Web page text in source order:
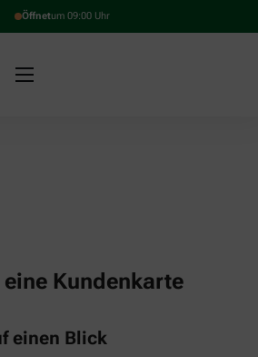
Öffnetum 09:00 Uhr
Kundenkarte
einen Blick